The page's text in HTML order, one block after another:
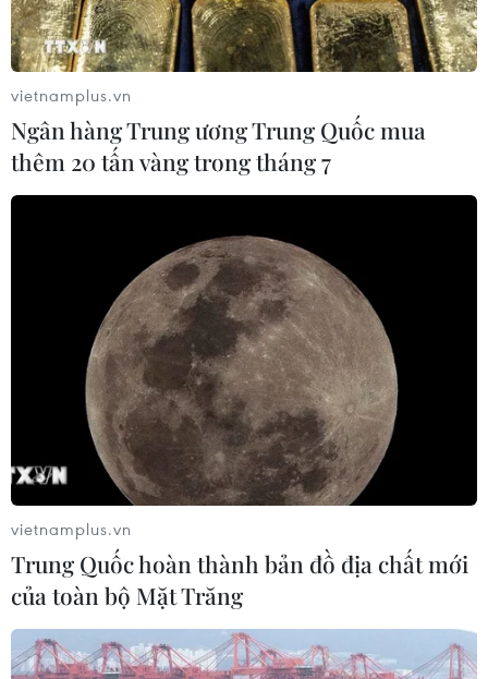
Xã Tây Giang khai mạc Ngày hội văn
hóa Cơ Tu lần thứ 1
06/08/2026 10:38
Chiêm ngưỡng vẻ đẹp kỳ vĩ
trên cung đường ven biển Khánh
NAPAS, BIDV và Weixin Pay mở rộng
thanh toán QR Việt Nam-Trung
06/08/2026 07:34
Độc đáo Lễ hội đuốc tại tỉnh
Tứ Xuyên của Trung Quốc
06/08/2026 04:33
Buôn Ma Thuột - đô thị dưới
những tán cổ thụ
vietnamplus.vn
Ngân hàng Trung ương Trung Quốc mua
thêm 20 tấn vàng trong tháng 7
vietnamplus.vn
Trung Quốc hoàn thành bản đồ địa chất mới
của toàn bộ Mặt Trăng